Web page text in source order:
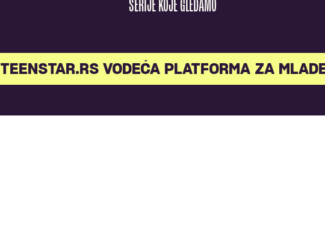
SERIJE KOJE GLEDAMO
TEENSTAR.RS VODEĆA PLATFORMA ZA MLADE